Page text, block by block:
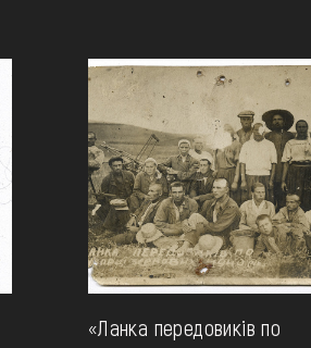
«Ланка передовиків по